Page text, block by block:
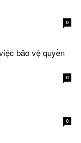
0
bảo vệ quyền
0
0